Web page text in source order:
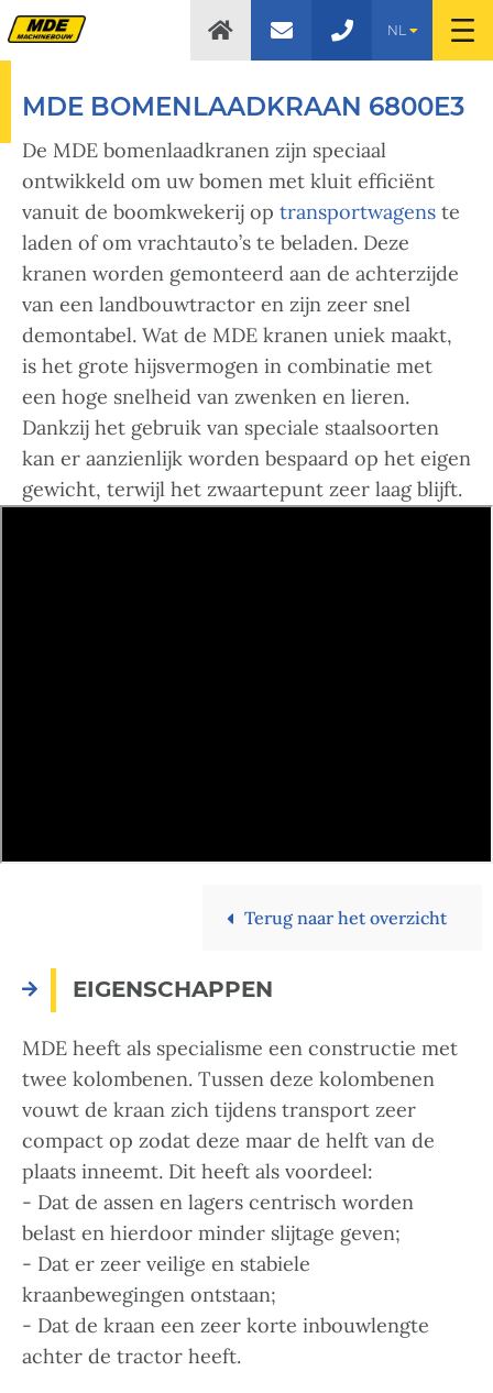
NL
MDE BOMENLAADKRAAN 6800E3
De MDE bomenlaadkranen zijn speciaal
ontwikkeld om uw bomen met kluit efficiënt
vanuit de boomkwekerij op transportwagens te
laden of om vrachtauto’s te beladen. Deze
kranen worden gemonteerd aan de achterzijde
van een landbouwtractor en zijn zeer snel
demontabel. Wat de MDE kranen uniek maakt,
is het grote hijsvermogen in combinatie met
een hoge snelheid van zwenken en lieren.
Dankzij het gebruik van speciale staalsoorten
kan er aanzienlijk worden bespaard op het eigen
gewicht, terwijl het zwaartepunt zeer laag blijft.
Terug naar het overzicht
EIGENSCHAPPEN
MDE heeft als specialisme een constructie met
twee kolombenen. Tussen deze kolombenen
vouwt de kraan zich tijdens transport zeer
compact op zodat deze maar de helft van de
plaats inneemt. Dit heeft als voordeel:
- Dat de assen en lagers centrisch worden
belast en hierdoor minder slijtage geven;
- Dat er zeer veilige en stabiele
kraanbewegingen ontstaan;
- Dat de kraan een zeer korte inbouwlengte
achter de tractor heeft.